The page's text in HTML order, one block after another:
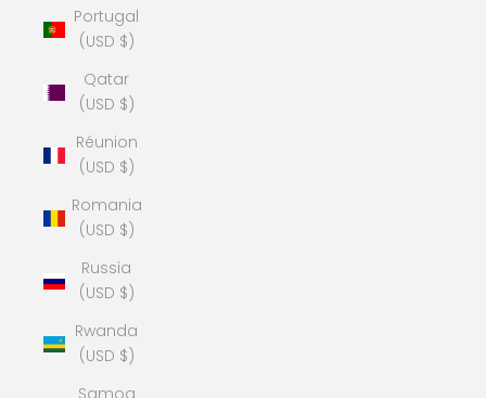
Portugal
(USD $)
Qatar
(USD $)
Réunion
(USD $)
Romania
(USD $)
Russia
(USD $)
Rwanda
(USD $)
Samoa